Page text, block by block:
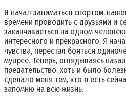
Я начал заниматься спортом‚
времени проводить с друзьями и
заканчиваеться на одном
интересного и прекрасного. Я
чувства‚ перестал бояться
мудрее. Теперь‚ оглядываясь
предательство‚ хоть и было
сделало меня тем‚ кто я есть
запомню на всю жизнь.